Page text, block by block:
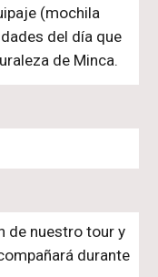
(mochila
del día que
de Minca.
de nuestro tour y
durante